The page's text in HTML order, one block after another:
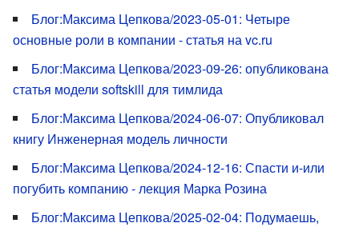
Блог:Максима Цепкова/2023-05-01: Четыре
основные роли в компании - статья на vc.ru
Блог:Максима Цепкова/2023-09-26: опубликована
статья модели softskill для тимлида
Блог:Максима Цепкова/2024-06-07: Опубликовал
книгу Инженерная модель личности
Блог:Максима Цепкова/2024-12-16: Спасти и-или
погубить компанию - лекция Марка Розина
Блог:Максима Цепкова/2025-02-04: Подумаешь,